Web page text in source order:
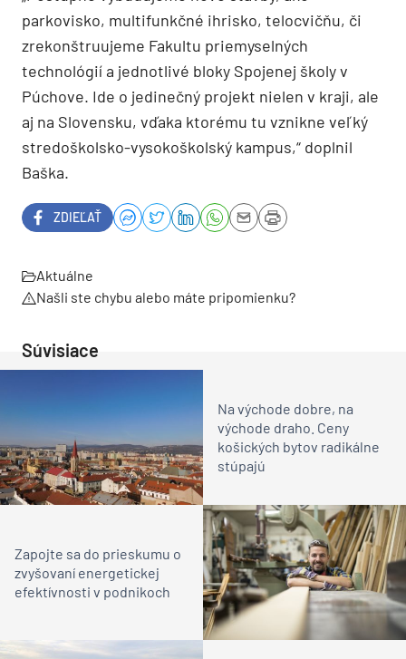
parkovisko, multifunkčné ihrisko, telocvičňu, či
zrekonštruujeme Fakultu priemyselných
technológií a jednotlivé bloky Spojenej školy v
Púchove. Ide o jedinečný projekt nielen v kraji, ale
aj na Slovensku, vďaka ktorému tu vznikne veľký
stredoškolsko-vysokoškolský kampus,“ doplnil
Baška.
ZDIEĽAŤ
Aktuálne
Našli ste chybu alebo máte pripomienku?
Súvisiace
Na východe dobre, na
východe draho. Ceny
košických bytov radikálne
stúpajú
Zapojte sa do prieskumu o
zvyšovaní energetickej
efektívnosti v podnikoch